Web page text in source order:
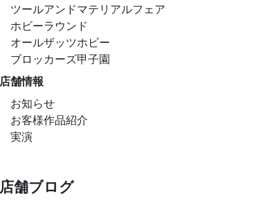
ツールアンドマテリアルフェア
ホビーラウンド
オールザッツホビー
ブロッカーズ甲子園
店舗情報
お知らせ
お客様作品紹介
実演
店舗ブログ